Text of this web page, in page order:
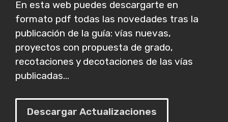
En esta web puedes descargarte en
formato pdf todas las novedades tras la
publicación de la guía: vías nuevas,
proyectos con propuesta de grado,
recotaciones y decotaciones de las vías
publicadas...
Descargar Actualizaciones